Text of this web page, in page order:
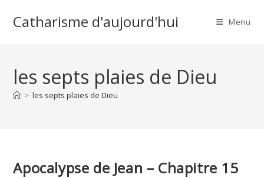
Catharisme d'aujourd'hui Menu
les septs plaies de Dieu
> les septs plaies de Dieu
Apocalypse de Jean – Chapitre 15